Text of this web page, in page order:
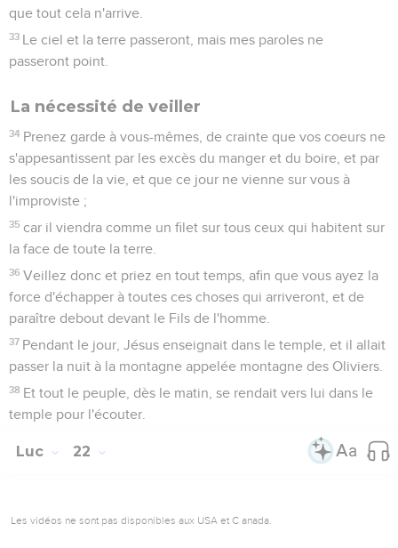
que tout cela n'arrive.
33 Le ciel et la terre passeront, mais mes paroles ne
passeront point.
La nécessité de veiller
34 Prenez garde à vous-mêmes, de crainte que vos coeurs ne
s'appesantissent par les excès du manger et du boire, et par
les soucis de la vie, et que ce jour ne vienne sur vous à
l'improviste ;
35 car il viendra comme un filet sur tous ceux qui habitent sur
la face de toute la terre.
36 Veillez donc et priez en tout temps, afin que vous ayez la
force d'échapper à toutes ces choses qui arriveront, et de
paraître debout devant le Fils de l'homme.
37 Pendant le jour, Jésus enseignait dans le temple, et il allait
passer la nuit à la montagne appelée montagne des Oliviers.
38 Et tout le peuple, dès le matin, se rendait vers lui dans le
temple pour l'écouter.
Luc 22
Les vidéos ne sont pas disponibles aux USA et C anada.